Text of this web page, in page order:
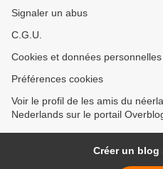
Signaler un abus
C.G.U.
Cookies et données personnelles
Préférences cookies
Voir le profil de les amis du
Nederlands sur le portail
Créer un blog